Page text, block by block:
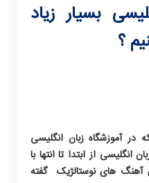
بسیار زیاد
؟
در آموزشگاه زبان انگلیسی
از ابتدا تا انتها با
های نوستالژیک گفته